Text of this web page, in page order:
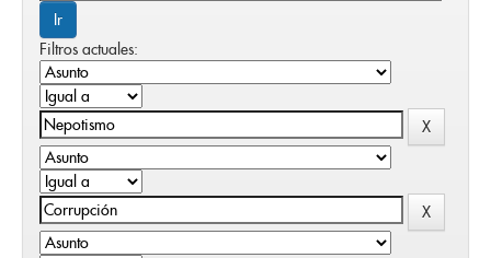
Filtros actuales: